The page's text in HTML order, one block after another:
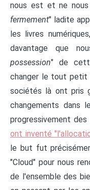
nous est et ne
fermement" ladite
les livres
davantage que
possession" de
changer le tout
sociétés là ont pris
changements dans
progressivement
ont inventé
le but fut
"Cloud" pour nous
de l'ensemble des